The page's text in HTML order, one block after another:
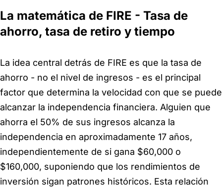
La matemática de FIRE - Tasa de
ahorro, tasa de retiro y tiempo
La idea central detrás de FIRE es que la tasa de
ahorro - no el nivel de ingresos - es el principal
factor que determina la velocidad con que se puede
alcanzar la independencia financiera. Alguien que
ahorra el 50% de sus ingresos alcanza la
independencia en aproximadamente 17 años,
independientemente de si gana $60,000 o
$160,000, suponiendo que los rendimientos de
inversión sigan patrones históricos. Esta relación